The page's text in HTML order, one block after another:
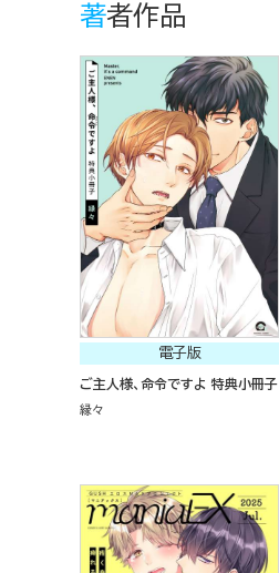
著者作品
電子版
ご主人様、命令ですよ 特典小冊子
縁々